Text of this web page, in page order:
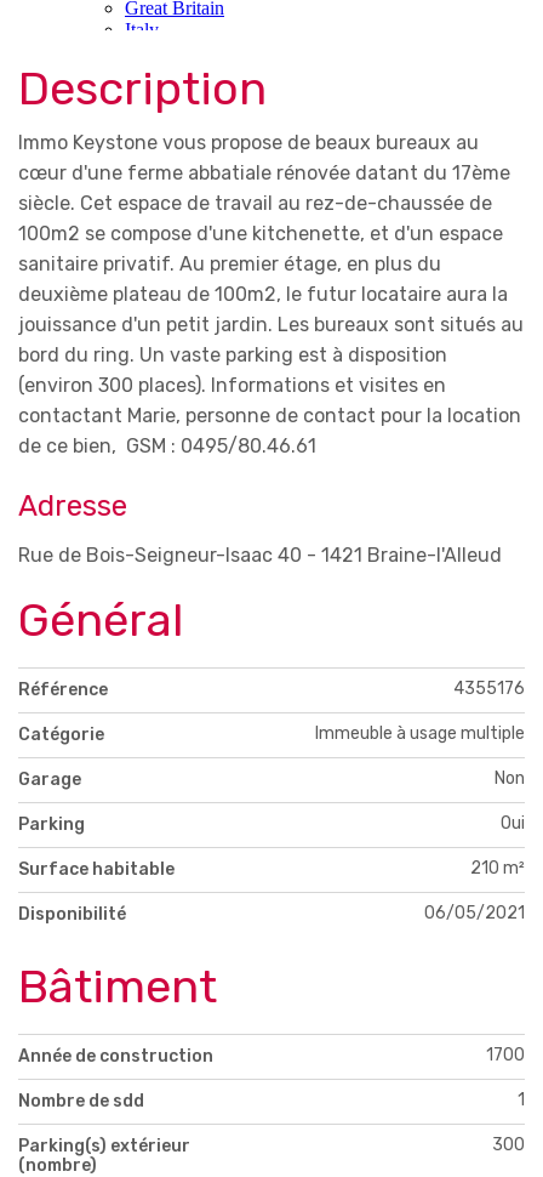
Description
Immo Keystone vous propose de beaux bureaux au
cœur d'une ferme abbatiale rénovée datant du 17ème
siècle. Cet espace de travail au rez-de-chaussée de
100m2 se compose d'une kitchenette, et d'un espace
sanitaire privatif. Au premier étage, en plus du
deuxième plateau de 100m2, le futur locataire aura la
jouissance d'un petit jardin. Les bureaux sont situés au
bord du ring. Un vaste parking est à disposition
(environ 300 places). Informations et visites en
contactant Marie, personne de contact pour la location
de ce bien, GSM : 0495/80.46.61
Adresse
Rue de Bois-Seigneur-Isaac 40 - 1421 Braine-l'Alleud
Général
Référence 4355176
Catégorie Immeuble à usage multiple
Garage Non
Parking Oui
Surface habitable 210 m²
Disponibilité 06/05/2021
Bâtiment
Année de construction 1700
Nombre de sdd 1
Parking(s) extérieur
(nombre)
300